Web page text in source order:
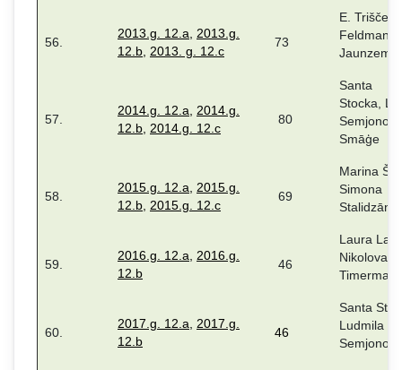
56.
2013.g. 12.a
2013.g.
12.b 2013. g. 12.c
73
E.
Jaunzeme
57.
2014.g. 12.a
2014.g.
12.b, 2014.g. 12.c
80
Santa
Stocka,
Smāģe
58.
2015.g. 12.a
2015.g.
12.b 2015.g. 12.c
69
Marina
Simona
Stalidzāne
59.
2016.g. 12.a,
2016.g.
12.b
46
Laura
Nikolova,
60.
2017.g. 12.a
2017.g.
12.b
46
Santa
Ludmila
Semjonova